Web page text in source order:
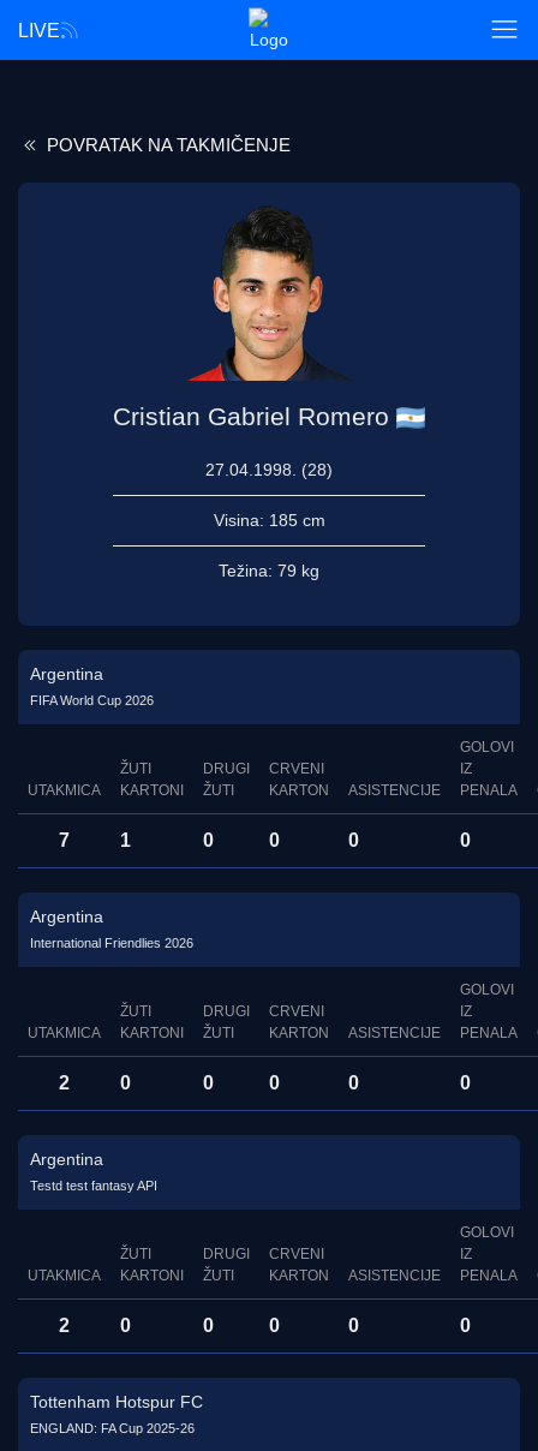
LIVE
POVRATAK NA TAKMIČENJE
Cristian Gabriel Romero
27.04.1998. (28)
Visina: 185 cm
Težina: 79 kg
Argentina
FIFA World Cup 2026
UTAKMICA
ŽUTI
KARTONI
DRUGI
ŽUTI
CRVENI
KARTON
ASISTENCIJE
GOLOVI
IZ
PENALA
7 1 0 0 0 0
Argentina
International Friendlies 2026
UTAKMICA
ŽUTI
KARTONI
DRUGI
ŽUTI
CRVENI
KARTON
ASISTENCIJE
GOLOVI
IZ
PENALA
2 0 0 0 0 0
Argentina
Testd test fantasy API
UTAKMICA
ŽUTI
KARTONI
DRUGI
ŽUTI
CRVENI
KARTON
ASISTENCIJE
GOLOVI
IZ
PENALA
2 0 0 0 0 0
Tottenham Hotspur FC
ENGLAND: FA Cup 2025-26